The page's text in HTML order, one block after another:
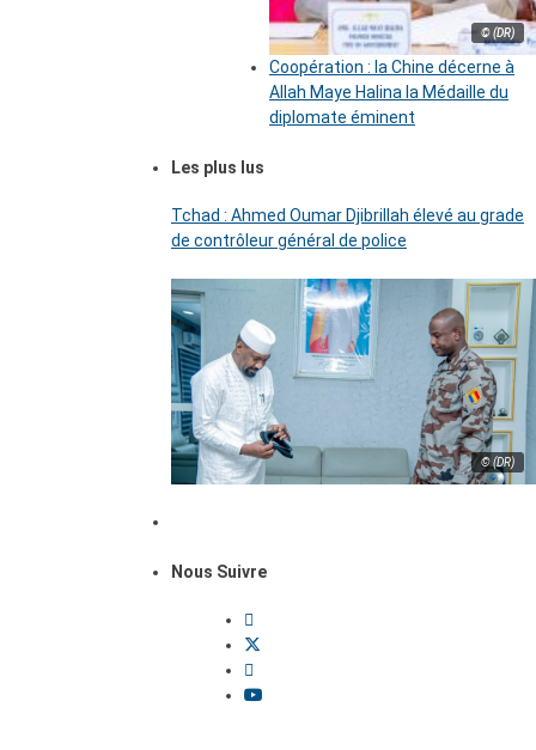
© (DR)
Coopération : la Chine décerne à
Allah Maye Halina la Médaille du
diplomate éminent
Les plus lus
Tchad : Ahmed Oumar Djibrillah élevé au grade
de contrôleur général de police
© (DR)
Nous Suivre